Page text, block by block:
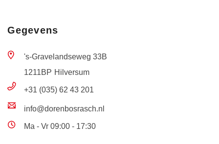
Gegevens
's-Gravelandseweg 33B
1211BP Hilversum
+31 (035) 62 43 201
info@dorenbosrasch.nl
Ma - Vr 09:00 - 17:30